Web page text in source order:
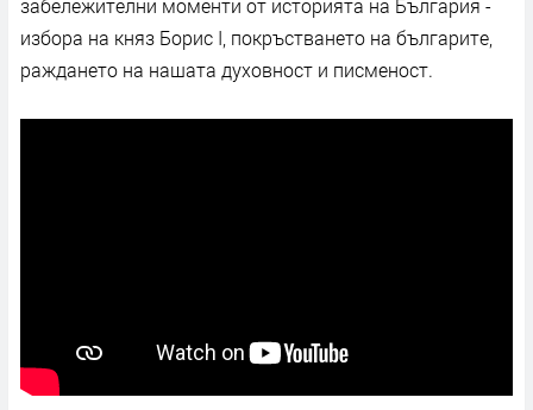
забележителни моменти от историята на България -
избора на княз Борис I, покръстването на българите,
раждането на нашата духовност и писменост.